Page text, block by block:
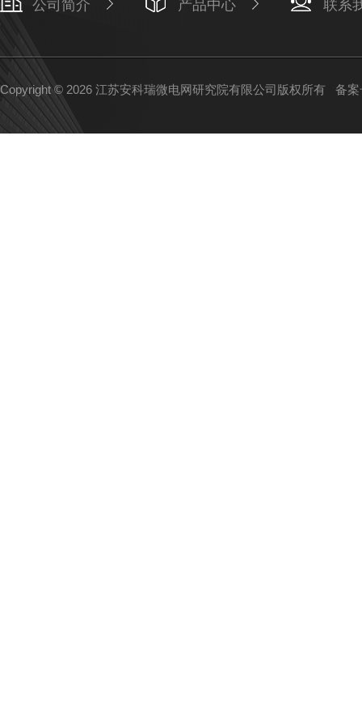
公司简介 产品中心 联系
Copyright © 2026 江苏安科瑞微电网研究院有限公司版权所有 备案